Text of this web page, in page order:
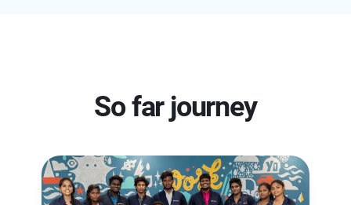
So far journey